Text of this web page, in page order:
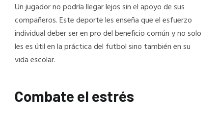
Un jugador no podría llegar lejos sin el apoyo de sus
compañeros. Este deporte les enseña que el esfuerzo
individual deber ser en pro del beneficio común y no solo
les es útil en la práctica del futbol sino también en su
vida escolar.
Combate el estrés